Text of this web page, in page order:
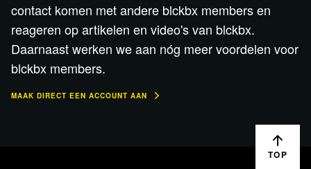
contact komen met andere blckbx members en
reageren op artikelen en video's van blckbx.
Daarnaast werken we aan nóg meer voordelen voor
blckbx members.
MAAK DIRECT EEN ACCOUNT AAN
TOP